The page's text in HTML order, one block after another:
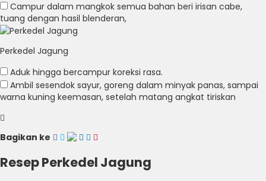
Campur dalam mangkok semua bahan beri irisan cabe,
tuang dengan hasil blenderan,
Perkedel Jagung
Aduk hingga bercampur koreksi rasa.
Ambil sesendok sayur, goreng dalam minyak panas, sampai
warna kuning keemasan, setelah matang angkat tiriskan
Bagikan ke
Resep Perkedel Jagung